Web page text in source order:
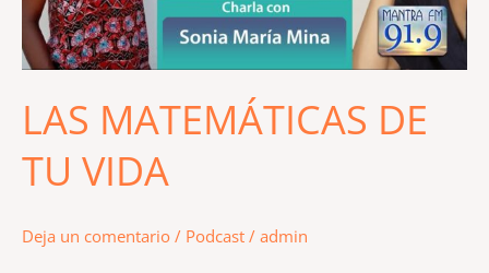
LAS MATEMÁTICAS DE
TU VIDA
Deja un comentario / Podcast / admin